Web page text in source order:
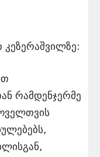
კეზერაშვილზე:
რამდენჯერმე